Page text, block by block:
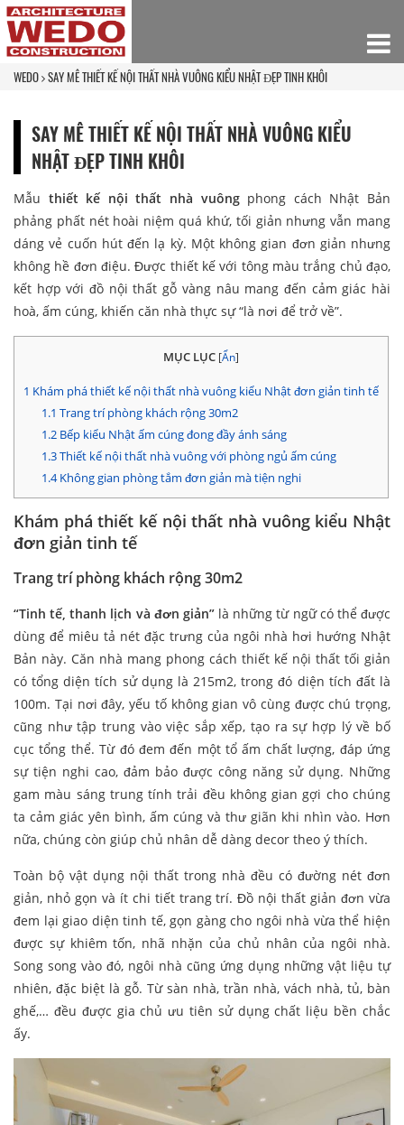
WEDO SAY MÊ THIẾT KẾ NỘI THẤT NHÀ VUÔNG KIỂU NHẬT ĐẸP TINH KHÔI
SAY MÊ THIẾT KẾ NỘI THẤT NHÀ VUÔNG KIỂU
NHẬT ĐẸP TINH KHÔI
Mẫu thiết kế nội thất nhà vuôngphong cách Nhật Bản
phảng phất nét hoài niệm quá khứ, tối giản nhưng vẫn mang
dáng vẻ cuốn hút đến lạ kỳ. Một không gian đơn giản nhưng
không hề đơn điệu. Được thiết kế với tông màu trắng chủ đạo,
kết hợp với đồ nội thất gỗ vàng nâu mang đến cảm giác hài
hoà, ấm cúng, khiến căn nhà thực sự “là nơi để trở về”.
MỤC LỤC [Ẩn]
1 Khám phá thiết kế nội thất nhà vuông kiểu Nhật đơn giản tinh tế
1.1 Trang trí phòng khách rộng 30m2
1.2Bếp kiểu Nhật ấm cúng đong đầy ánh sáng
1.3Thiết kế nội thất nhà vuông với phòng ngủ ấm cúng
1.4Không gian phòng tắm đơn giản mà tiện nghi
Khám phá thiết kế nội thất nhà vuông kiểu Nhật
đơn giản tinh tế
Trang trí phòng khách rộng 30m2
“Tinh tế, thanh lịch và đơn giản” là những từ ngữ có thể được
dùng để miêu tả nét đặc trưng của ngôi nhà hơi hướng Nhật
Bản này. Căn nhà mang phong cách thiết kế nội thất tối giản
có tổng diện tích sử dụng là 215m2, trong đó diện tích đất là
100m. Tại nơi đây, yếu tố không gian vô cùng được chú trọng,
cũng như tập trung vào việc sắp xếp, tạo ra sự hợp lý về bố
cục tổng thể. Từ đó đem đến một tổ ấm chất lượng, đáp ứng
sự tiện nghi cao, đảm bảo được công năng sử dụng. Những
gam màu sáng trung tính trải đều không gian gợi cho chúng
ta cảm giác yên bình, ấm cúng và thư giãn khi nhìn vào. Hơn
nữa, chúng còn giúp chủ nhân dễ dàng decor theo ý thích.
Toàn bộ vật dụng nội thất trong nhà đều có đường nét đơn
giản, nhỏ gọn và ít chi tiết trang trí. Đồ nội thất giản đơn vừa
đem lại giao diện tinh tế, gọn gàng cho ngôi nhà vừa thể hiện
được sự khiêm tốn, nhã nhặn của chủ nhân của ngôi nhà.
Song song vào đó, ngôi nhà cũng ứng dụng những vật liệu tự
nhiên, đặc biệt là gỗ. Từ sàn nhà, trần nhà, vách nhà, tủ, bàn
ghế,… đều được gia chủ ưu tiên sử dụng chất liệu bền chắc
ấy.